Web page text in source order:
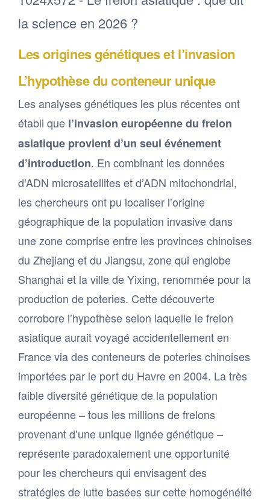
Les origines génétiques et l’invasion
L’hypothèse du conteneur unique
Les analyses génétiques les plus récentes ont
établi que l’invasion européenne du frelon
asiatique provient d’un seul événement
d’introduction. En combinant les données
d’ADN microsatellites et d’ADN mitochondrial,
les chercheurs ont pu localiser l’origine
géographique de la population invasive dans
une zone comprise entre les provinces chinoises
du Zhejiang et du Jiangsu, zone qui englobe
Shanghai et la ville de Yixing, renommée pour la
production de poteries. Cette découverte
corrobore l’hypothèse selon laquelle le frelon
asiatique aurait voyagé accidentellement en
France via des conteneurs de poteries chinoises
importées par le port du Havre en 2004. La très
faible diversité génétique de la population
européenne – tous les millions de frelons
provenant d’une unique lignée génétique –
représente paradoxalement une opportunité
pour les chercheurs qui envisagent des
stratégies de lutte basées sur cette homogénéité